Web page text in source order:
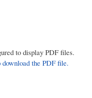
to display PDF files.
the PDF file.